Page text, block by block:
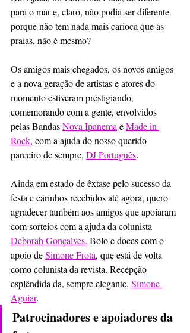
para o mar e, claro, não podia ser diferente
porque não tem nada mais carioca que as
praias, não é mesmo?
Os amigos mais chegados, os novos amigos
e a nova geração de artistas e atores do
momento estiveram prestigiando,
comemorando com a gente, envolvidos
pelas Bandas Nova Ipanema e Made in
Rock, com a ajuda do nosso querido
parceiro de sempre, DJ Português.
Ainda em estado de êxtase pelo sucesso da
festa e carinhos recebidos até agora, quero
agradecer também aos amigos que apoiaram
com sorteios com a ajuda da colunista
Deborah Gonçalves. Bolo e doces com o
apoio de Simone Frota, que está de volta
como colunista da revista. Recepção
esplêndida da, sempre elegante, Simone
Aguiar.
Patrocinadores e apoiadores da